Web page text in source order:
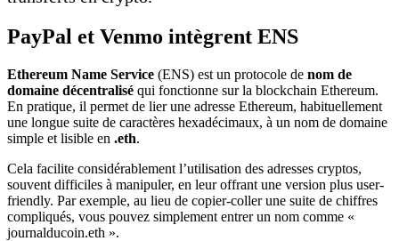
PayPal et Venmo intègrent ENS
Ethereum Name Service (ENS) est un protocole de nom de
domaine décentralisé qui fonctionne sur la blockchain Ethereum.
En pratique, il permet de lier une adresse Ethereum, habituellement
une longue suite de caractères hexadécimaux, à un nom de domaine
simple et lisible en .eth.
Cela facilite considérablement l’utilisation des adresses cryptos,
souvent difficiles à manipuler, en leur offrant une version plus user-
friendly. Par exemple, au lieu de copier-coller une suite de chiffres
compliqués, vous pouvez simplement entrer un nom comme «
journalducoin.eth ».